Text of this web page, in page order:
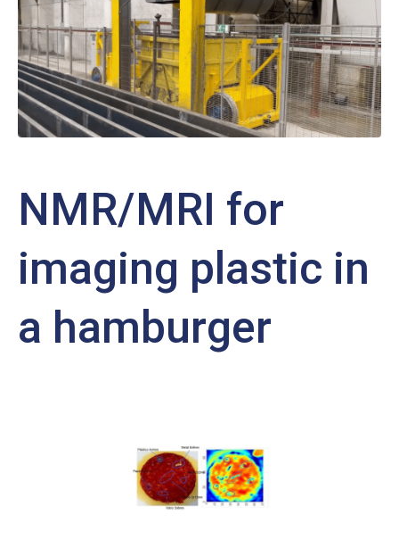
NMR/MRI for
imaging plastic in
a hamburger